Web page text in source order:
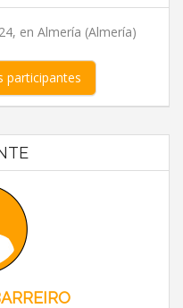
en Almería (Almería)
participantes